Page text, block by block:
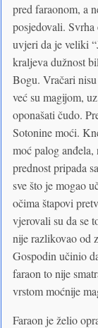
pred faraonom, a
posjedovali.
uvjeri da je veliki
kraljeva dužnost
Bogu. Vračari
već su magijom,
oponašati čudo.
Sotonine moći.
moć palog
prednost pripada
sve što je mogao
očima štapovi
vjerovali su da se
nije razlikovao od
Gospodin učinio
faraon to nije
vrstom moćnije
Faraon je želio